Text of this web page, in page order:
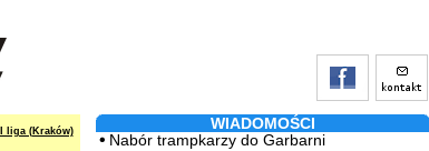
II liga (Kraków)
WIADOMOŚCI
Nabór trampkarzy do Garbarni